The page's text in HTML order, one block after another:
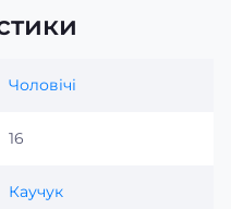
Чоловічі
16
Каучук